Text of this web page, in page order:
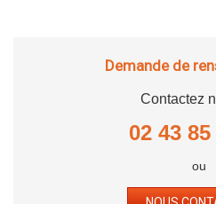
Demande de
Contactez
02 43
ou